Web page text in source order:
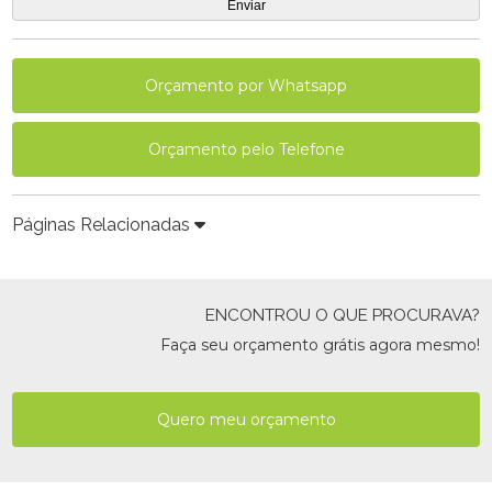
Orçamento por Whatsapp
Orçamento pelo Telefone
Páginas Relacionadas
ENCONTROU O QUE PROCURAVA?
Faça seu orçamento grátis agora mesmo!
Quero meu orçamento